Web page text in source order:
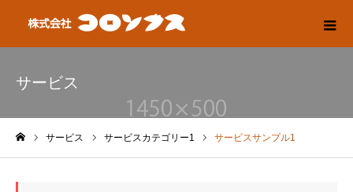
サービス
サービス サービスカテゴリー1 サービスサンプル1